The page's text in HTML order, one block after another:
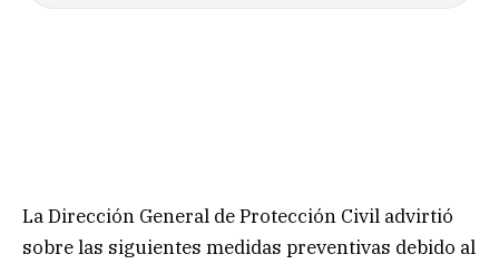
La Dirección General de Protección Civil advirtió
sobre las siguientes medidas preventivas debido al